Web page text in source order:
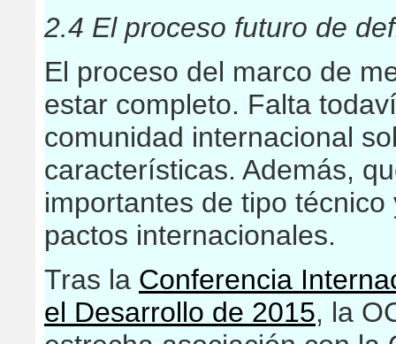
2.4 El proceso futuro de
El proceso del marco de
estar completo. Falta
comunidad internacional
características. Además,
importantes de tipo
pactos internacionales.
Tras la Conferencia
el Desarrollo de 2015, la